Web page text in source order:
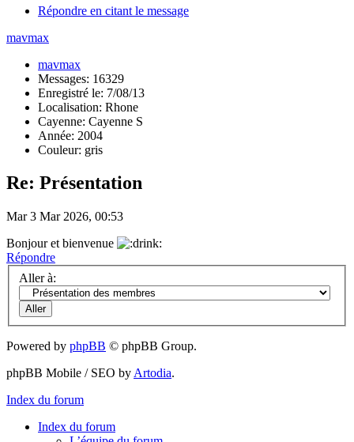
Répondre en citant le message
mavmax
mavmax
Messages: 16329
Enregistré le: 7/08/13
Localisation: Rhone
Cayenne: Cayenne S
Année: 2004
Couleur: gris
Re: Présentation
Mar 3 Mar 2026, 00:53
Bonjour et bienvenue
Répondre
Aller à:
Powered by phpBB © phpBB Group.
phpBB Mobile / SEO by Artodia.
Index du forum
Index du forum